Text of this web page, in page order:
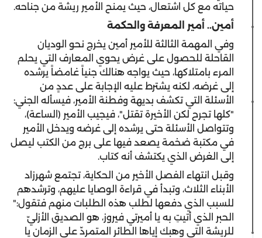
حياته مع كل اشتعال، حيث يمنح الأمير ريشة من جناحه.
أمين.. أمير المعرفة والحكمة
‎وفي المهمة الثالثة للأمير أمين يخرج نحو الوديان
القاحلة للحصول على غرض يحوي المعارف التي يحلم
المرء بامتلاكها، حيث يواجه هنالك جنياً غامضاً يرشده
إلى غرضه، لكنه يشترط عليه الإجابة على عددٍ من
الأسئلة التي تكشف بديهة وفطنة الأمير، فيسأله الجني:
"كلها تجرح لكن الأخيرة تقتل"، فيجيب الأمير (الساعة)،
وتتواصل الأسئلة حتى يرشده إلى غرضه ويدخل الأمير
في مكتبة ضخمة يصعد فيها على برج من الكتب ليصل
إلى الغرض الذي يكتشف أنه كتاب.
‎وقبل انتهاء الفصل الأخير من الحكاية، تجتمع شهرزاد
الأبناء الثلاث، وتبدأ في قراءة الوصايا عليهم، وترشدهم
للسبب الذي دفعها لطلب هذه الطلبات منهم فتقول:"
الحبر الذي أتيتِ به يا أميرتي فيروز، هو الصديق الأزليّ
للريشة التي وهبك إياها الطائر المتمردّ على الزمان يا